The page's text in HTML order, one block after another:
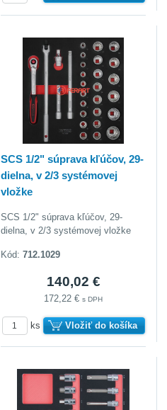
SCS 1/2" súprava kľúčov, 29-
dielna, v 2/3 systémovej
vložke
SCS 1/2" súprava kľúčov, 29-
dielna, v 2/3 systémovej vložke
Kód:712.1029
140,02 €
172,22 €s DPH
ks Vložiť do košíka